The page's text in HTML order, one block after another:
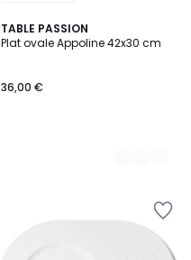
TABLE PASSION
Plat ovale Appoline 42x30 cm
36,00 €
2
Couleurs